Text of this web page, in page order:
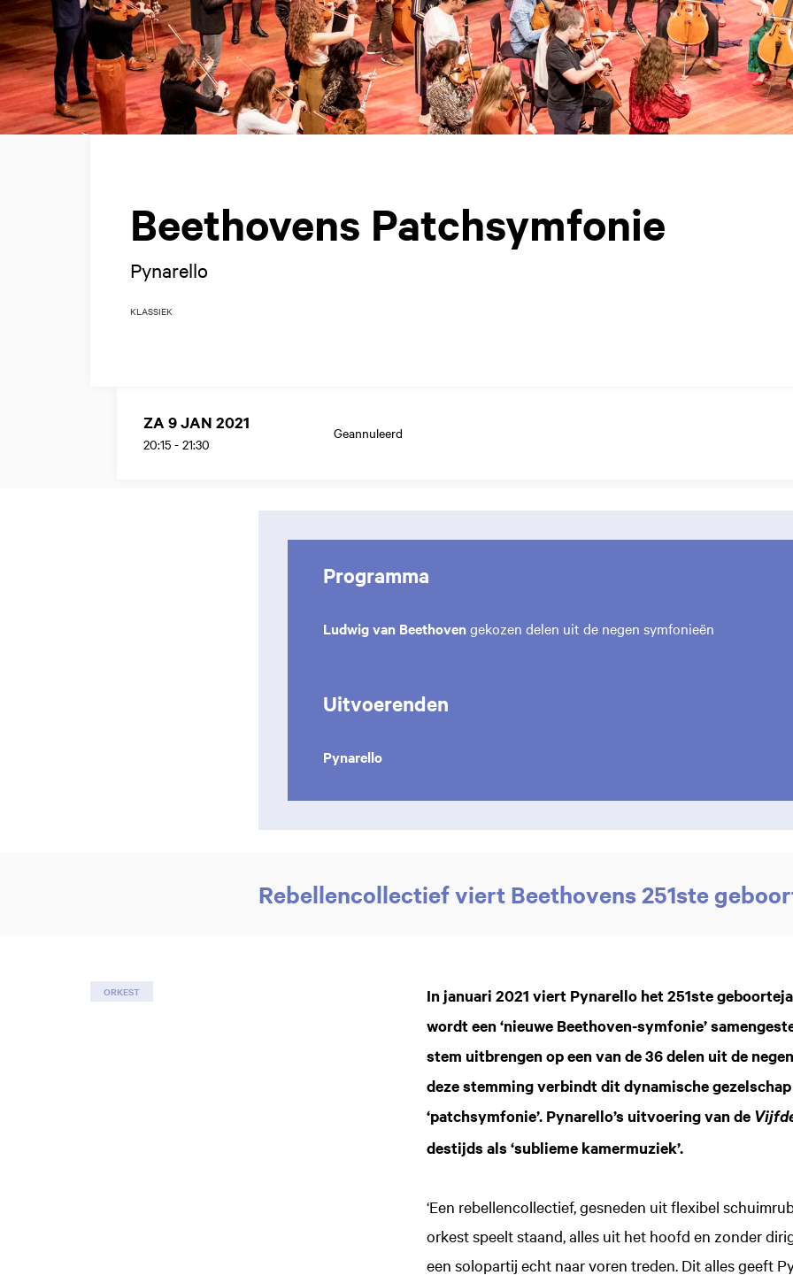
Beethovens Patchsymfonie
Pynarello
KLASSIEK
ZA 9 JAN 2021
20:15 - 21:30
Geannuleerd
Programma
Ludwig van Beethovengekozen delen uit de negen symfonieën
Uitvoerenden
Pynarello
Rebellencollectief viert Beethovens 251ste
In januari 2021 viert Pynarello het 251ste
wordt een ‘nieuwe Beethoven-symfonie’
stem uitbrengen op een van de 36 delen uit de
deze stemming verbindt dit dynamische
‘patchsymfonie’. Pynarello’s uitvoering van de
destijds als ‘sublieme kamermuziek’.
‘Een rebellencollectief, gesneden uit flexibel
orkest speelt staand, alles uit het hoofd en zonder
een solopartij echt naar voren treden. Dit alles geeft
ORKEST
Inzoomen Inzoomen